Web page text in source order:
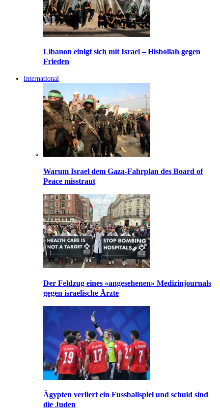
Libanon einigt sich mit Israel – Hisbollah gegen
Frieden
International
Warum Israel dem Gaza-Fahrplan des Board of
Peace misstraut
Der Feldzug eines «angesehenen» Medizinjournals
gegen israelische Ärzte
Ägypten verliert ein Fussballspiel und schuld sind
die Juden